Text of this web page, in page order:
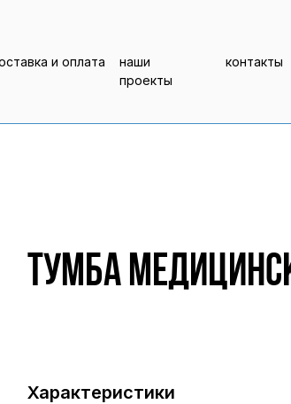
контакты
наши
проекты
и оплата
Тумба
Характеристики